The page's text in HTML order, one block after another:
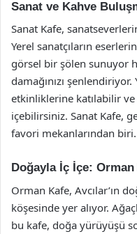
Sanat ve Kahve
Sanat Kafe,
Yerel sanatçıların
görsel bir şölen sunuyor
damağınızı
etkinliklerine katılabilir
içebilirsiniz. Sanat Kafe,
favori mekanlarından biri.
Doğayla İç İçe: Orman
Orman Kafe, Avcılar’ın
köşesinde yer alıyor.
bu kafe, doğa yürüyüşü